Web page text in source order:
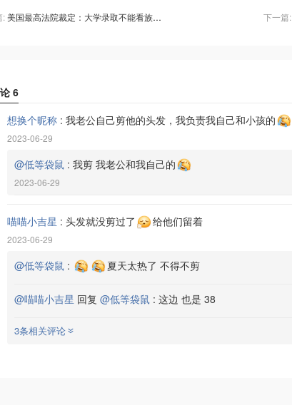
:美国最高法院裁定：大学录取不能看族裔！AA违宪！高等教育“平权行动”被终结 下一篇:
6
想换个昵称 : 我老公自己剪他的头发，我负责我自己和小孩的
2023-06-29
@低等袋鼠 : 我剪 我老公和我自己的
2023-06-29
喵喵小吉星 : 头发就没剪过了 给他们留着
2023-06-29
@低等袋鼠 : 夏天太热了 不得不剪
@喵喵小吉星 回复 @低等袋鼠 : 这边 也是 38
3条相关评论